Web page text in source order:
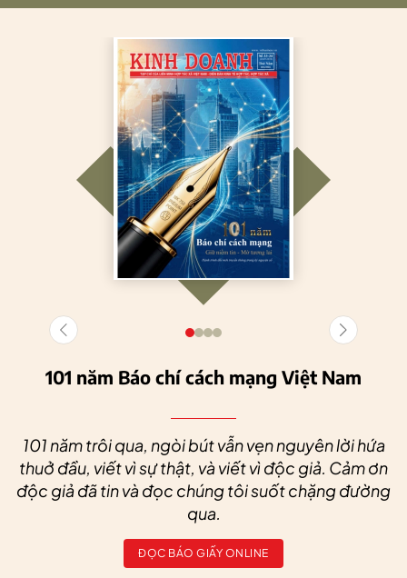
101 năm Báo chí cách mạng Việt Nam
101 năm trôi qua, ngòi bút vẫn vẹn nguyên lời hứa
thuở đầu, viết vì sự thật, và viết vì độc giả. Cảm ơn
độc giả đã tin và đọc chúng tôi suốt chặng đường
qua.
ĐỌC BÁO GIẤY ONLINE